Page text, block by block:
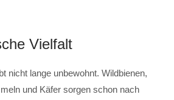
Vielfalt
nicht lange unbewohnt. Wildbienen,
und Käfer sorgen schon nach